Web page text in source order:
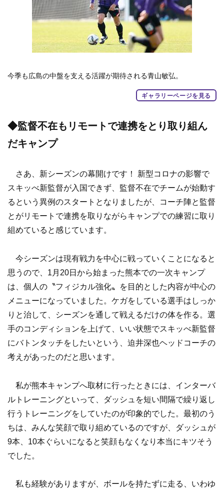
今季も広島の中盤を支える活躍が期待される青山敏弘。
ギャラリーページを見る
◆監督不在もリモートで連携をとり取り組ん
だキャンプ
さあ、新シーズンの幕開けです！ 新型コロナの影響で
スキッべ新監督が入国できず、監督不在でチームが始動す
るという異例のスタートとなりましたが、コーチ陣と監督
とがリモートで連携を取りながらキャンプでの練習に取り
組めていると感じています。
今シーズンは現有戦力を中心に戦っていくことになると
思うので、1月20日から始まった熊本での一次キャンプ
は、個人の〝フィジカル強化〟を目的とした内容が中心の
メニューになっていました。ケガをしている選手はしっか
りと治して、シーズンを通して戦えるだけの体を作る。選
手のコンディションを上げて、いい状態でスキッべ新監督
にバトンタッチをしたいという、迫井深也ヘッドコーチの
考えがあったのだと思います。
私が熊本キャンプへ取材に行ったときには、インターバ
ルトレーニングといって、ダッシュを短い間隔で繰り返し
行うトレーニングをしていたのが印象的でした。最初のう
ちは、みんな笑顔で取り組めているのですが、ダッシュが
9本、10本ぐらいになると笑顔もなくなり本当にキツそう
でした。
私も経験がありますが、ボールを持たずに走る、いわゆ